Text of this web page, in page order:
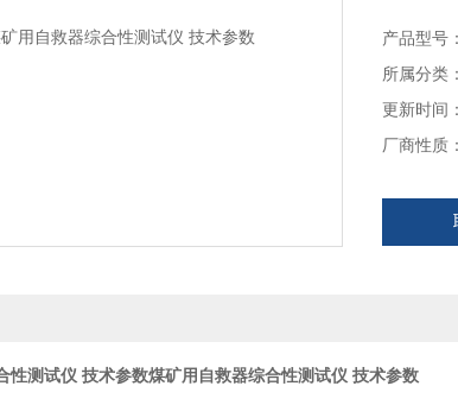
需求和提
方便。
产品型号
所属分类
更新时间
厂商性质
性测试仪 技术参数煤矿用自救器综合性测试仪 技术参数